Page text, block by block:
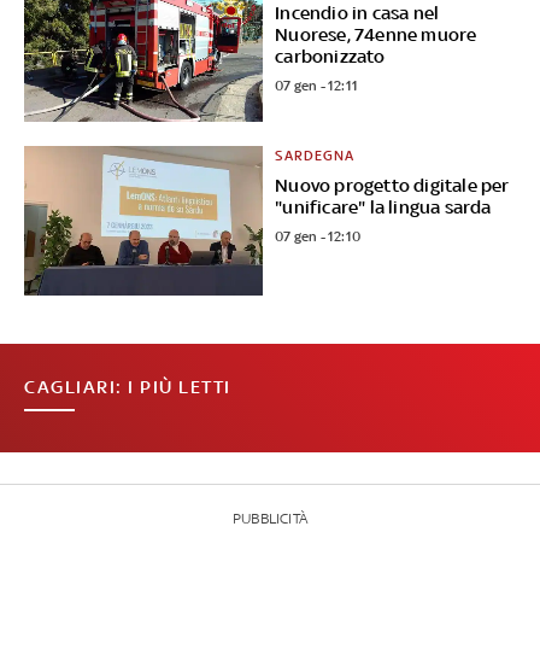
Incendio in casa nel
Nuorese, 74enne muore
carbonizzato
07 gen - 12:11
Nuovo progetto digitale per
"unificare" la lingua sarda
SARDEGNA
07 gen - 12:10
CAGLIARI: I PIÙ LETTI
PUBBLICITÀ